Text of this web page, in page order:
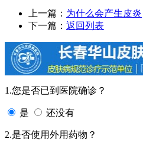
上一篇： 为什么会产生皮炎
下一篇： 返回列表
1.您是否已到医院确诊？
是 还没有
2.是否使用外用药物？